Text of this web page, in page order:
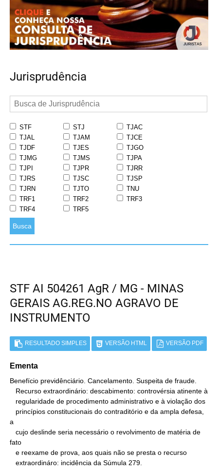
Jurisprudência
STF STJ
TJAC
TJAL
TJAM
TJCE
TJDF
TJES
TJGO
TJMG
TJMS
TJPA
TJPI
TJPR
TJRR
TJRS
TJSC
TJSP
TJRN
TJTO
TNU
TRF1
TRF2
TRF3
TRF4
TRF5
Busca
STF AI 504261 AgR / MG - MINAS
GERAIS AG.REG.NO AGRAVO DE
INSTRUMENTO
RESULTADO SIMPLES VERSÃO HTML VERSÃO PDF
Ementa
Benefício previdênciário. Cancelamento. Suspeita de fraude.
a
fato
   extraordináro: incidência da Súmula 279.